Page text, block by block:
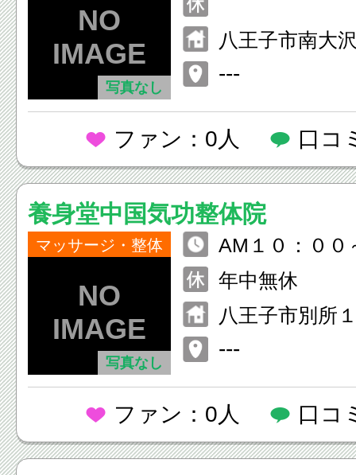
写真なし
八王子市南大
---
ファン：0人 口コ
養身堂中国気功整体院
マッサージ・整体
写真なし
AM１０：００
０
年中無休
八王子市別所
---
ファン：0人 口コ